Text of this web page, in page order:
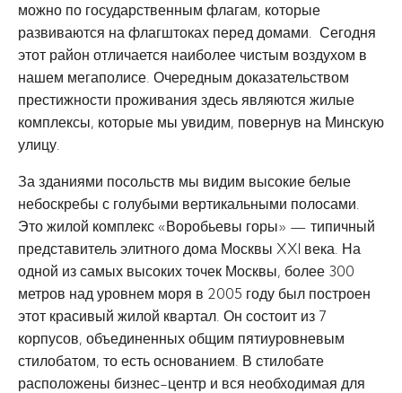
можно по государственным флагам, которые
развиваются на флагштоках перед домами. Сегодня
этот район отличается наиболее чистым воздухом в
нашем мегаполисе. Очередным доказательством
престижности проживания здесь являются жилые
комплексы, которые мы увидим, повернув на Минскую
улицу.
За зданиями посольств мы видим высокие белые
небоскребы с голубыми вертикальными полосами.
Это жилой комплекс «Воробьевы горы» — типичный
представитель элитного дома Москвы XXI века. На
одной из самых высоких точек Москвы, более 300
метров над уровнем моря в 2005 году был построен
этот красивый жилой квартал. Он состоит из 7
корпусов, объединенных общим пятиуровневым
стилобатом, то есть основанием. В стилобате
расположены бизнес-центр и вся необходимая для